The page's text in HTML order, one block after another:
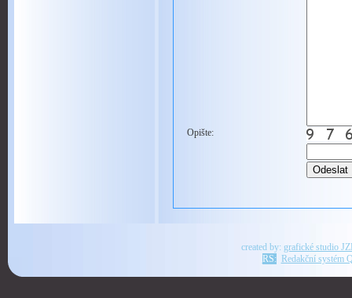
Opište:
created by: grafické studio
RS: Redakční systém